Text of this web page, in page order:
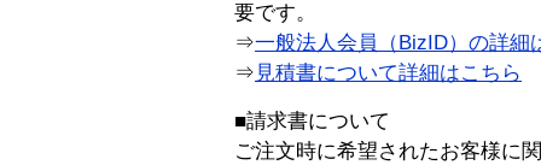
要です。
⇒一般法人会員（BizID）の詳細
⇒ 見積書について詳細はこちら
■請求書について
ご注文時に希望されたお客様に